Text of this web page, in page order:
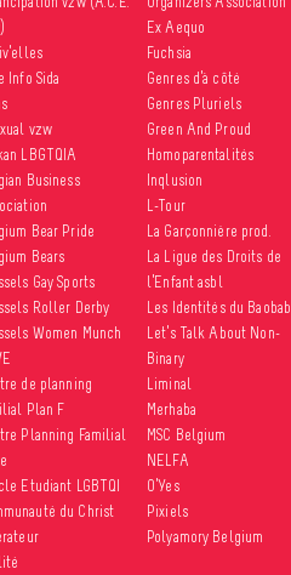
Info Sida
vzw
LBGTQIA
Business
Bear Pride
Bears
Gay Sports
Roller Derby
Women Munch
de planning
Plan F
Planning Familial
Etudiant LGBTQI
du Christ
Ex Aequo
Fuchsia
Genres d’à côté
Genres Pluriels
Green And Proud
Homoparentalités
Inqlusion
L-Tour
La Garçonnière prod.
La Ligue des Droits de
l’Enfant asbl
Les Identités du Baobab
Let’s Talk About Non-
Binary
Liminal
Merhaba
MSC Belgium
NELFA
O’Yes
Pixiels
Polyamory Belgium